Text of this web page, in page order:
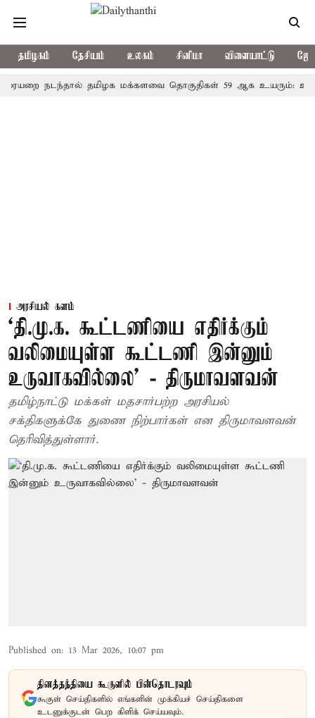
தமிழகம் தேசியம் உலகம் சினிமா விளையாட்டு
நடந்தால் தமிழக மக்களவை தொகுதிகள் 59 ஆக உயரும்: உத்தேச
அரசியல் களம்
‘தி.மு.க. கூட்டணியை எதிர்க்கும்
வலிமையுள்ள கூட்டணி இன்னும்
உருவாகவில்லை’ - திருமாவளவன்
தமிழ்நாட்டு மக்கள் மதசார்பற்ற அரசியல்
சக்திகளுக்கே துணை நிற்பார்கள் என திருமாவளவன்
தெரிவித்துள்ளார்.
Published on: 13 Mar 2026, 10:07 pm
தினத்தந்தியை கூகுளில் பின்தொடரவும்
கூகுள் செய்திகளில் எங்களின் முக்கியச் செய்திகளை
உடனுக்குடன் பெற கிளிக் செய்யவும்.